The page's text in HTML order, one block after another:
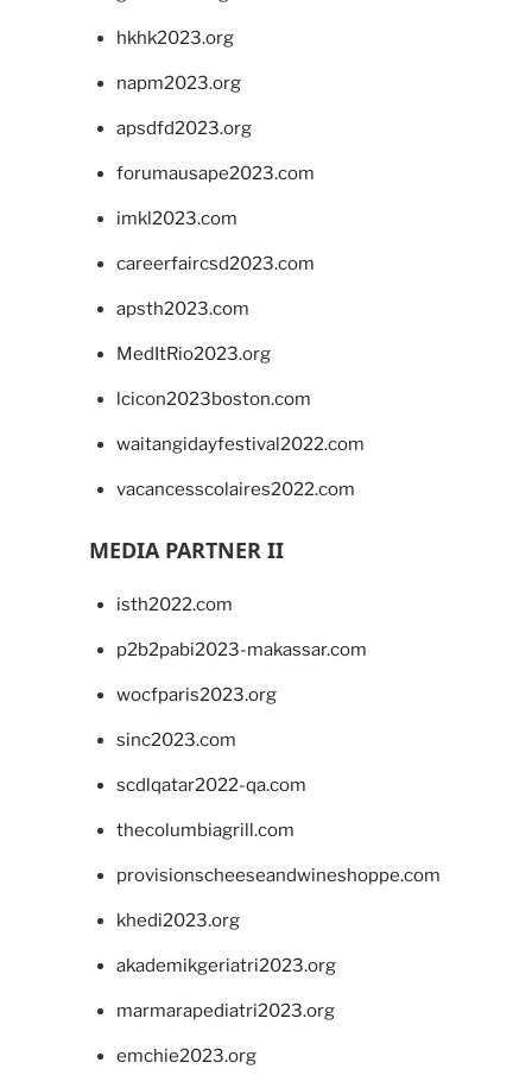
hkhk2023.org
napm2023.org
apsdfd2023.org
forumausape2023.com
imkl2023.com
careerfaircsd2023.com
apsth2023.com
MedItRio2023.org
lcicon2023boston.com
waitangidayfestival2022.com
vacancesscolaires2022.com
MEDIA PARTNER II
isth2022.com
p2b2pabi2023-makassar.com
wocfparis2023.org
sinc2023.com
scdlqatar2022-qa.com
thecolumbiagrill.com
provisionscheeseandwineshoppe.com
khedi2023.org
akademikgeriatri2023.org
marmarapediatri2023.org
emchie2023.org